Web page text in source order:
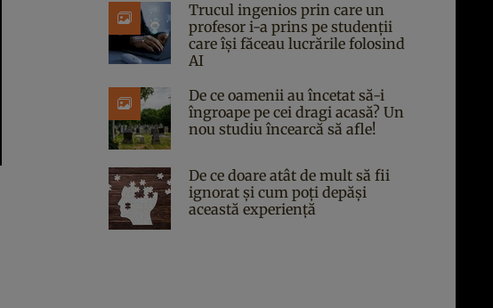
Trucul ingenios prin care un
profesor i-a prins pe studenții
care își făceau lucrările folosind
AI
De ce oamenii au încetat să-i
îngroape pe cei dragi acasă? Un
nou studiu încearcă să afle!
De ce doare atât de mult să fii
ignorat și cum poți depăși
această experiență